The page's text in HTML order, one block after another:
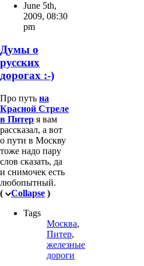
June 5th,
2009, 08:30
pm
Думы о
русских
дорогах :-)
Про путь на
Красной Стреле
в Питер я вам
рассказал, а вот
о пути в Москву
тоже надо пару
слов сказать, да
и снимочек есть
любопытный.
(
Collapse )
Tags
Москва,
Питер,
железные
дороги